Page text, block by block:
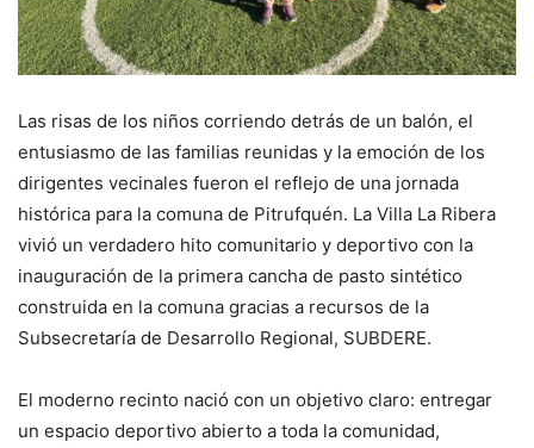
Las risas de los niños corriendo detrás de un balón, el
entusiasmo de las familias reunidas y la emoción de los
dirigentes vecinales fueron el reflejo de una jornada
histórica para la comuna de Pitrufquén. La Villa La Ribera
vivió un verdadero hito comunitario y deportivo con la
inauguración de la primera cancha de pasto sintético
construida en la comuna gracias a recursos de la
Subsecretaría de Desarrollo Regional, SUBDERE.
El moderno recinto nació con un objetivo claro: entregar
un espacio deportivo abierto a toda la comunidad,